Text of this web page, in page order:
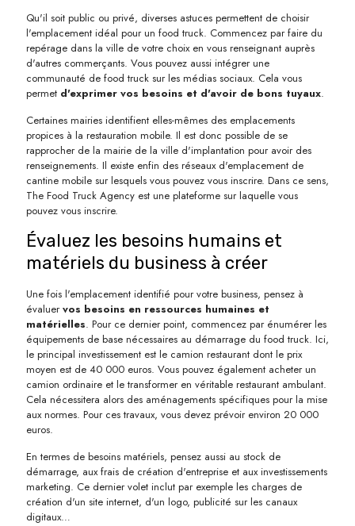
Qu'il soit public ou privé, diverses astuces permettent de choisir
l'emplacement idéal pour un food truck. Commencez par faire du
repérage dans la ville de votre choix en vous renseignant auprès
d'autres commerçants. Vous pouvez aussi intégrer une
communauté de food truck sur les médias sociaux. Cela vous
permet d'exprimer vos besoins et d'avoir de bons tuyaux.
Certaines mairies identifient elles-mêmes des emplacements
propices à la restauration mobile. Il est donc possible de se
rapprocher de la mairie de la ville d'implantation pour avoir des
renseignements. Il existe enfin des réseaux d'emplacement de
cantine mobile sur lesquels vous pouvez vous inscrire. Dans ce sens,
The Food Truck Agency est une plateforme sur laquelle vous
pouvez vous inscrire.
Évaluez les besoins humains et
matériels du business à créer
Une fois l'emplacement identifié pour votre business, pensez à
évaluer vos besoins en ressources humaines et
matérielles. Pour ce dernier point, commencez par énumérer les
équipements de base nécessaires au démarrage du food truck. Ici,
le principal investissement est le camion restaurant dont le prix
moyen est de 40 000 euros. Vous pouvez également acheter un
camion ordinaire et le transformer en véritable restaurant ambulant.
Cela nécessitera alors des aménagements spécifiques pour la mise
aux normes. Pour ces travaux, vous devez prévoir environ 20 000
euros.
En termes de besoins matériels, pensez aussi au stock de
démarrage, aux frais de création d'entreprise et aux investissements
marketing. Ce dernier volet inclut par exemple les charges de
création d'un site internet, d'un logo, publicité sur les canaux
digitaux…